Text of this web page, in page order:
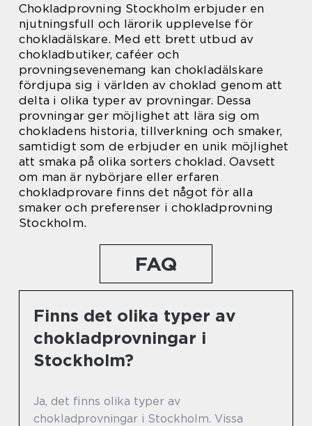
Chokladprovning Stockholm erbjuder en
njutningsfull och lärorik upplevelse för
chokladälskare. Med ett brett utbud av
chokladbutiker, caféer och
provningsevenemang kan chokladälskare
fördjupa sig i världen av choklad genom att
delta i olika typer av provningar. Dessa
provningar ger möjlighet att lära sig om
chokladens historia, tillverkning och smaker,
samtidigt som de erbjuder en unik möjlighet
att smaka på olika sorters choklad. Oavsett
om man är nybörjare eller erfaren
chokladprovare finns det något för alla
smaker och preferenser i chokladprovning
Stockholm.
FAQ
Finns det olika typer av
chokladprovningar i
Stockholm?
Ja, det finns olika typer av
chokladprovningar i Stockholm. Vissa